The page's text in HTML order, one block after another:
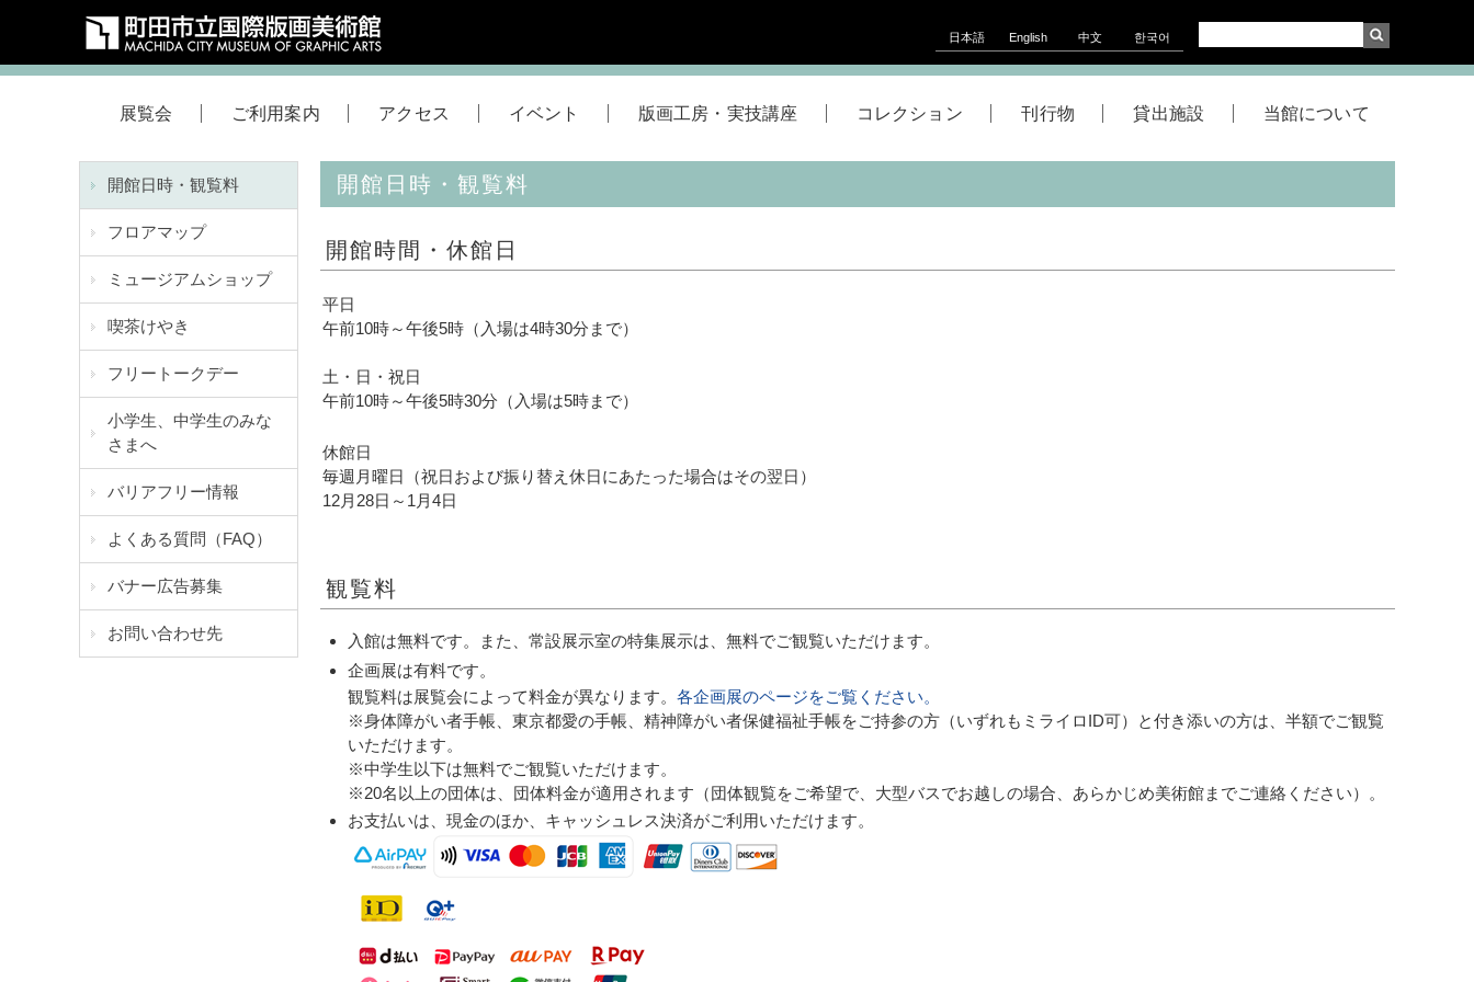
日本語 English 中文 한국어
展覧会 ご利用案内 アクセス イベント 版画工房・実技講座 コレクション 刊行物 貸出施設 当館について
開館日時・観覧料
フロアマップ
ミュージアムショップ
喫茶けやき
フリートークデー
小学生、中学生のみな
さまへ
バリアフリー情報
よくある質問（FAQ）
バナー広告募集
お問い合わせ先
開館日時・観覧料
開館時間・休館日
平日
午前10時～午後5時（入場は4時30分まで）
土・日・祝日
午前10時～午後5時30分（入場は5時まで）
休館日
毎週月曜日（祝日および振り替え休日にあたった場合はその翌日）
12月28日～1月4日
観覧料
入館は無料です。また、常設展示室の特集展示は、無料でご観覧いただけます。
企画展は有料です。
観覧料は展覧会によって料金が異なります。 各企画展のページをご覧ください。
※身体障がい者手帳、東京都愛の手帳、精神障がい者保健福祉手帳をご持参の方（いずれもミライロID可）と付き添いの方は、半額でご観覧
いただけます。
※中学生以下は無料でご観覧いただけます。
※20名以上の団体は、団体料金が適用されます（団体観覧をご希望で、大型バスでお越しの場合、あらかじめ美術館までご連絡ください）。
お支払いは、現金のほか、キャッシュレス決済がご利用いただけます。